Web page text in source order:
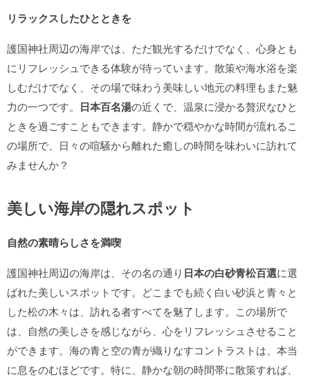
リラックスしたひとときを
護国神社周辺の海岸では、ただ観光するだけでなく、心身とも
にリフレッシュできる体験が待っています。散策や海水浴を楽
しむだけでなく、その場で味わう美味しい地元の料理もまた魅
力の一つです。 日本百名湯の近くで、温泉に浸かる贅沢なひと
ときを過ごすこともできます。静かで穏やかな時間が流れるこ
の場所で、日々の喧騒から離れた癒しの時間を味わいに訪れて
みませんか？
美しい海岸の隠れスポット
自然の素晴らしさを満喫
護国神社周辺の海岸は、その名の通り 日本の白砂青松百選に選
ばれた美しいスポットです。どこまでも続く白い砂浜と青々と
した松の木々は、訪れる者すべてを魅了します。この場所で
は、自然の美しさを感じながら、心をリフレッシュさせること
ができます。海の青と空の青が織りなすコントラストは、本当
に息をのむほどです。特に、静かな朝の時間帯に散策すれば、